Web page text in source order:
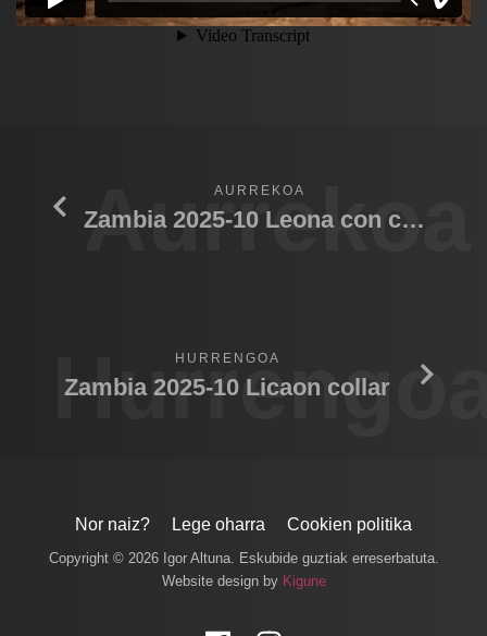
Aurrekoa
AURREKOA
Zambia 2025-10 Leona con cachorro
HURRENGOA
Zambia 2025-10 Licaon collar
Nor naiz? Lege oharra Cookien politika
Copyright © 2026 Igor Altuna. Eskubide guztiak erreserbatuta.
Website design by Kigune